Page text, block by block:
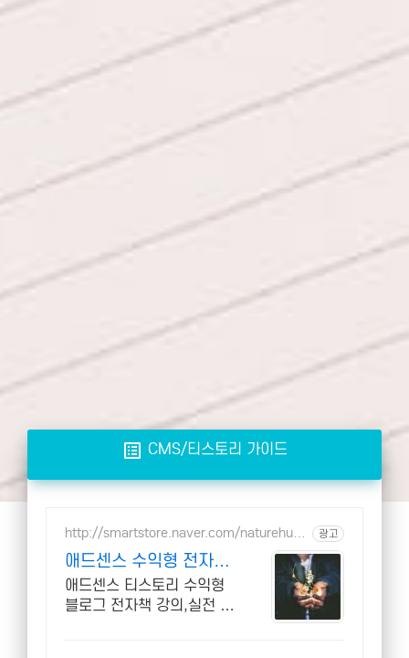
list_alt CMS/티스토리 가이드
http://smartstore.naver.com/naturehum
an
광고
애드센스 수익형 전자책
강의 월100만원 고정 수
익발생!
애드센스 티스토리 수익형
블로그 전자책 강의,실전 노